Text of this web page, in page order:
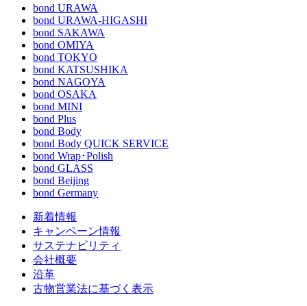
bond URAWA
bond URAWA-HIGASHI
bond SAKAWA
bond OMIYA
bond TOKYO
bond KATSUSHIKA
bond NAGOYA
bond OSAKA
bond MINI
bond Plus
bond Body
bond Body QUICK SERVICE
bond Wrap･Polish
bond GLASS
bond Beijing
bond Germany
新着情報
キャンペーン情報
サステナビリティ
会社概要
沿革
古物営業法に基づく表示